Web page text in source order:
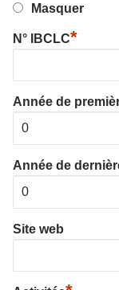
Masquer
N° IBCLC*
Année de
Année de
Site web